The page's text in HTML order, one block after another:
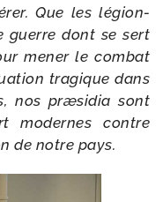
Que les légion­
guerre dont se sert
mener le com­bat
tra­gique dans
nos præ­si­dia sont
modernes contre
de notre pays.